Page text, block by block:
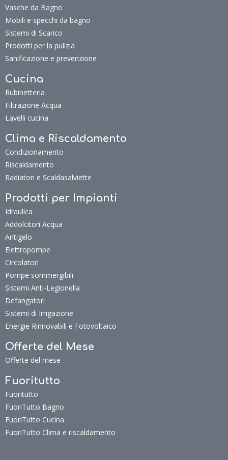
Vasche da Bagno
Mobili e specchi da bagno
Sistemi di Scarico
Prodotti per la pulizia
Sanificazione e prevenzione
Cucina
Rubinetteria
Filtrazione Acqua
Lavelli cucina
Clima e Riscaldamento
Condizionamento
Riscaldamento
Radiatori e Scaldasalviette
Prodotti per Impianti
Idraulica
Addolcitori Acqua
Antigelo
Elettropompe
Circolatori
Pompe sommergibili
Sistemi Anti-Legionella
Defangatori
Sistemi di Irrigazione
Energie Rinnovabili e Fotovoltaico
Offerte del Mese
Offerte del mese
Fuoritutto
Fuoritutto
FuoriTutto Bagno
FuoriTutto Cucina
FuoriTutto Clima e riscaldamento